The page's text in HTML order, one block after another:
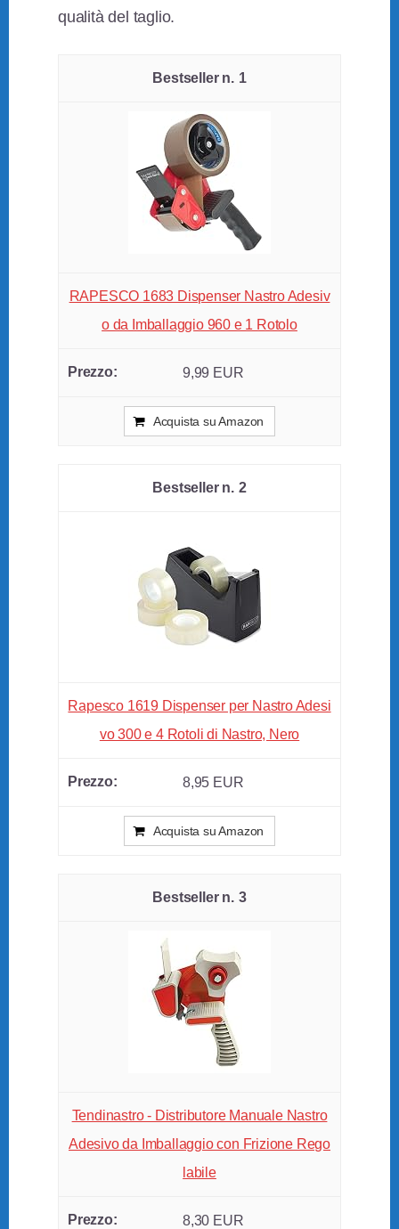
qualità del taglio.
1
RAPESCO 1683 Dispenser Nastro Adesiv
o da Imballaggio 960 e 1 Rotolo
9,99 EUR
Acquista su Amazon
2
Rapesco 1619 Dispenser per Nastro Adesi
vo 300 e 4 Rotoli di Nastro, Nero
8,95 EUR
Acquista su Amazon
3
Tendinastro - Distributore Manuale Nastro
Adesivo da Imballaggio con Frizione Rego
labile
8,30 EUR